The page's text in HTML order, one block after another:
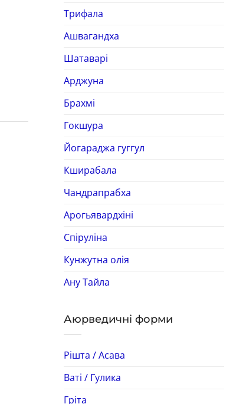
Трифала
Ашвагандха
Шатаварі
Арджуна
Брахмі
Гокшура
Йогараджа гуггул
Кширабала
Чандрапрабха
Арогьявардхіні
Спіруліна
Кунжутна олія
Ану Тайла
Аюрведичні форми
Рішта / Асава
Ваті / Гулика
Гріта